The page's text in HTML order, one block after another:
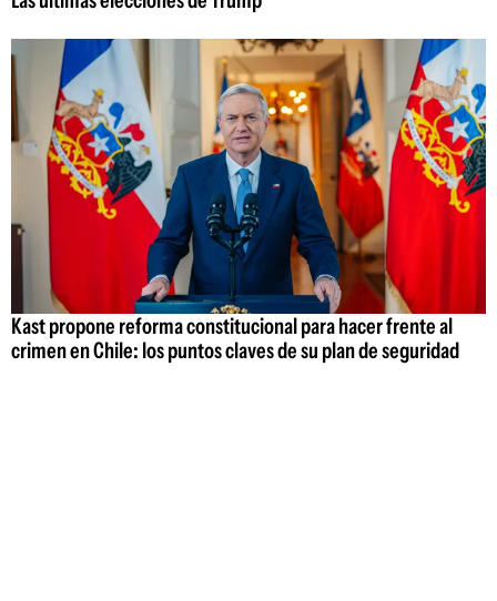
Kast propone reforma constitucional para hacer frente al
crimen en Chile: los puntos claves de su plan de seguridad